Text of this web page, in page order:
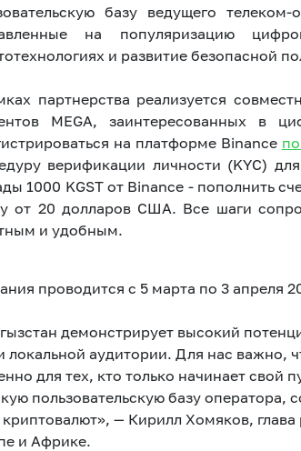
базу ведущего
на популяризацию
и развитие безопасной
партнерства реализуется
MEGA, заинтересованных в
на платформе Binance
верификации личности (KYC)
1000 KGST от Binance - пополнить
от 20 долларов США. Все шаги
и удобным.
проводится с 5 марта по 3 апреля
демонстрирует высокий
локальной аудитории. Для нас
для тех, кто только начинает свой
пользовательскую базу оператора,
— Кирилл Хомяков,
и Африке.